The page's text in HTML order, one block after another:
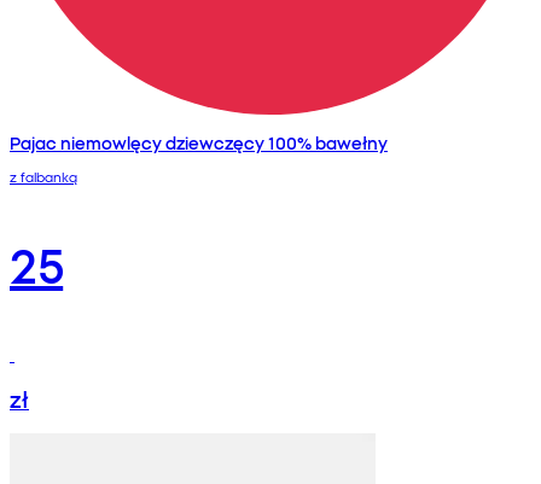
Pajac niemowlęcy dziewczęcy 100% bawełny
z falbanką
25
zł